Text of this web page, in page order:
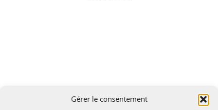
Gérer le consentement